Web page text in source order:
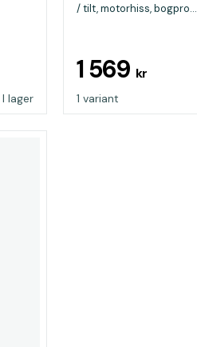
I lager
/ tilt, motorhiss, bogpro...
1 569 kr
1 variant